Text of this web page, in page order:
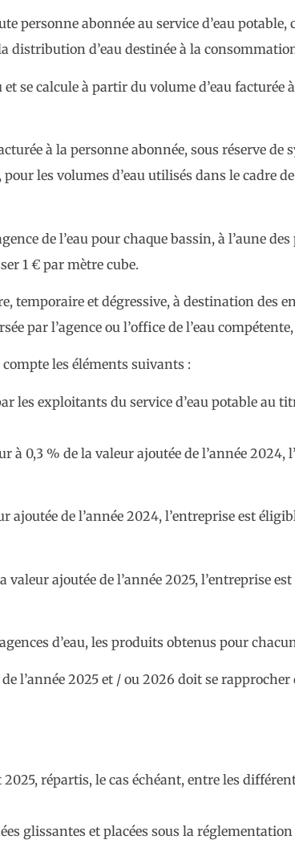
personne abonnée au service d’eau
distribution d’eau destinée à la
et se calcule à partir du volume d’eau
à la personne abonnée, sous réserve de
les volumes d’eau utilisés dans le cadre
de l’eau pour chaque bassin, à l’aune
1 € par mètre cube.
temporaire et dégressive, à destination des
par l’agence ou l’office de l’eau
les éléments suivants :
les exploitants du service d’eau potable au
à 0,3 % de la valeur ajoutée de l’année 2024,
de l’année 2024, l’entreprise est
ajoutée de l’année 2025, l’entreprise
d’eau, les produits obtenus pour
l’année 2025 et / ou 2026 doit se rapprocher
répartis, le cas échéant, entre les
glissantes et placées sous la